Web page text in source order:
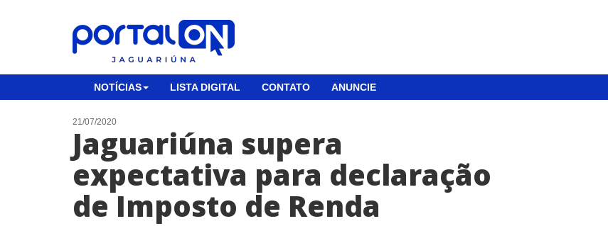
NOTÍCIAS LISTA DIGITAL CONTATO ANUNCIE
21/07/2020
Jaguariúna supera
expectativa para declaração
de Imposto de Renda